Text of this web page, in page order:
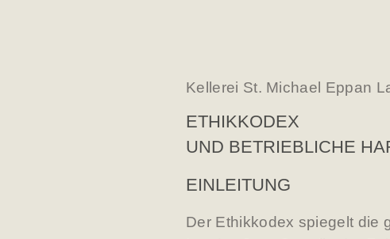
Kellerei St. Michael Eppan
ETHIKKODEX
UND BETRIEBLICHE
EINLEITUNG
Der Ethikkodex spiegelt die